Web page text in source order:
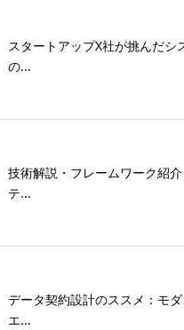
スタートアップX社が挑んだシ
の...
技術解説・フレームワーク紹
テ...
データ契約設計のススメ：モ
エ...